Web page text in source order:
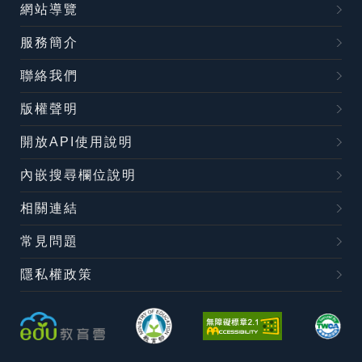
網站導覽
服務簡介
聯絡我們
版權聲明
開放API使用說明
內嵌搜尋欄位說明
相關連結
常見問題
隱私權政策